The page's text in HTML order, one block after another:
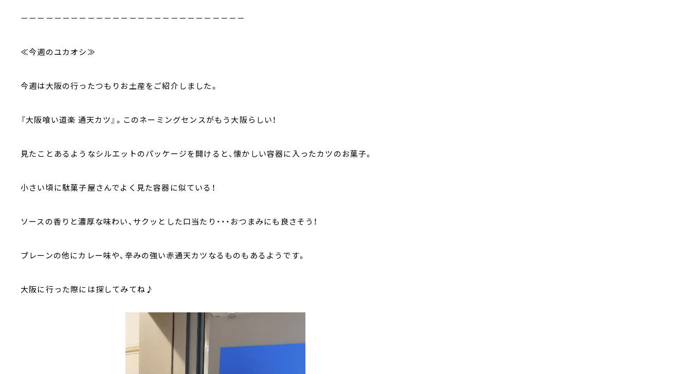
－－－－－－－－－－－－－－－－－－－－－－－－－－－
≪今週のユカオシ≫
今週は大阪の行ったつもりお土産をご紹介しました。
『大阪喰い道楽 通天カツ』。このネーミングセンスがもう大阪らしい！
見たことあるようなシルエットのパッケージを開けると、懐かしい容器に入ったカツのお菓子。
小さい頃に駄菓子屋さんでよく見た容器に似ている！
ソースの香りと濃厚な味わい、サクッとした口当たり・・・おつまみにも良さそう！
プレーンの他にカレー味や、辛みの強い赤通天カツなるものもあるようです。
大阪に行った際には探してみてね♪